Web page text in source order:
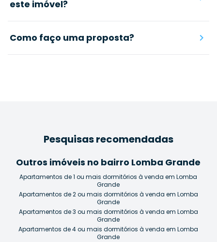
este imóvel?
Como faço uma proposta?
Pesquisas recomendadas
Outros imóveis no bairro Lomba Grande
Apartamentos de 1 ou mais dormitórios à venda em Lomba
Grande
Apartamentos de 2 ou mais dormitórios à venda em Lomba
Grande
Apartamentos de 3 ou mais dormitórios à venda em Lomba
Grande
Apartamentos de 4 ou mais dormitórios à venda em Lomba
Grande